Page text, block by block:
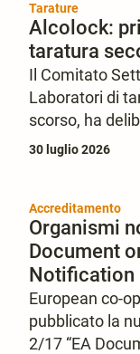
violazioni dei
nel Codice
Tarature
Alcolock:
taratura
Il Comitato
Laboratori di
scorso, ha
Italia per la
30 luglio 2026
Accreditamento
Organismi
Document
Notification
European co-
pubblicato la
2/17 “EA